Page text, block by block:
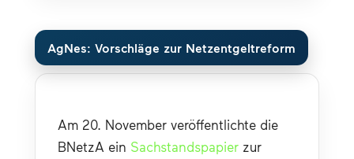
AgNes: Vorschläge zur Netzentgeltreform
Am 20. November veröffentlichte die
BNetzA ein Sachstandspapier zur